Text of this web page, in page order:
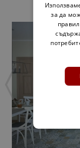
за да